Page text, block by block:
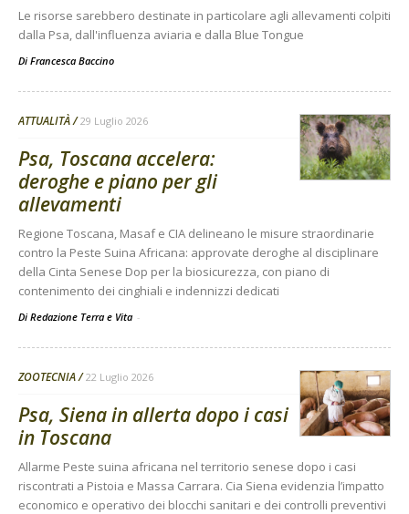
Le risorse sarebbero destinate in particolare agli allevamenti colpiti
dalla Psa, dall'influenza aviaria e dalla Blue Tongue
Di Francesca Baccino
ATTUALITÀ 29 Luglio 2026
Psa, Toscana accelera:
deroghe e piano per gli
allevamenti
Regione Toscana, Masaf e CIA delineano le misure straordinarie
contro la Peste Suina Africana: approvate deroghe al disciplinare
della Cinta Senese Dop per la biosicurezza, con piano di
contenimento dei cinghiali e indennizzi dedicati
Di Redazione Terra e Vita -
ZOOTECNIA 22 Luglio 2026
Psa, Siena in allerta dopo i casi
in Toscana
Allarme Peste suina africana nel territorio senese dopo i casi
riscontrati a Pistoia e Massa Carrara. Cia Siena evidenzia l’impatto
economico e operativo dei blocchi sanitari e dei controlli preventivi